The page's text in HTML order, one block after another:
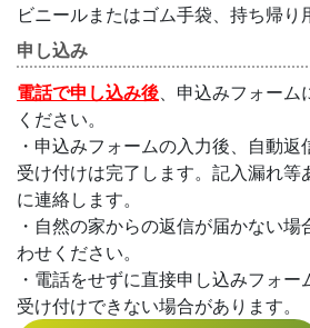
ビニールまたはゴム手袋、持ち帰り
申し込み
電話で申し込み後、申込みフォーム
ください。
・申込みフォームの入力後、自動返
受け付けは完了します。記入漏れ等
に連絡します。
・自然の家からの返信が届かない
わせください。
・電話をせずに直接申し込みフォー
受け付けできない場合があります。